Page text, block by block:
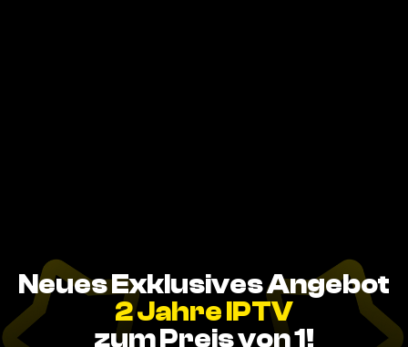
Neues Exklusives Angebot
2 Jahre IPTV
zum Preis von 1!